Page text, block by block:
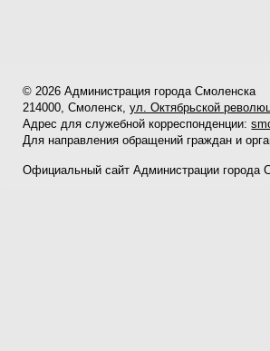
© 2026 Администрация города Смоленска
214000, Смоленск,ул. Октябрьской
Адрес для служебной корреспонденции:
Для направления обращений граждан и
Официальный сайт Администрации города